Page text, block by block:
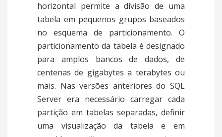
horizontal permite a divisão de uma
tabela em pequenos grupos baseados
no esquema de particionamento. O
particionamento da tabela é designado
para amplos bancos de dados, de
centenas de gigabytes a terabytes ou
mais. Nas versões anteriores do SQL
Server era necessário carregar cada
partição em tabelas separadas, definir
uma visualização da tabela e em